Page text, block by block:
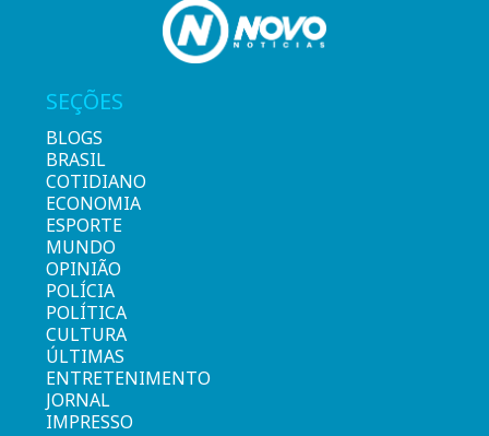
SEÇÕES
BLOGS
BRASIL
COTIDIANO
ECONOMIA
ESPORTE
MUNDO
OPINIÃO
POLÍCIA
POLÍTICA
CULTURA
ÚLTIMAS
ENTRETENIMENTO
JORNAL
IMPRESSO